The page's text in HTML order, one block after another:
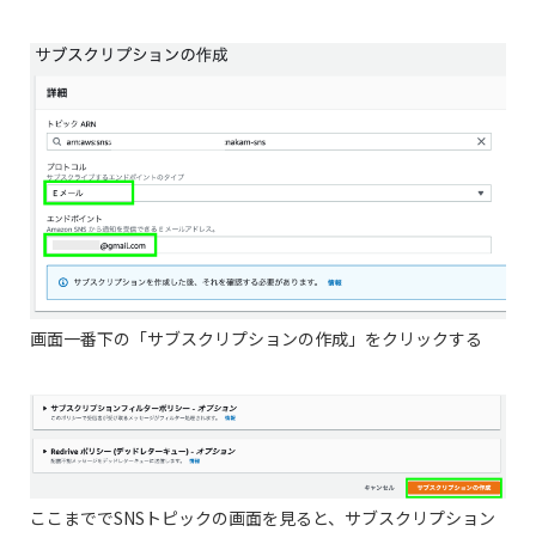
画面一番下の「サブスクリプションの作成」をクリックする
ここまででSNSトピックの画面を見ると、サブスクリプション